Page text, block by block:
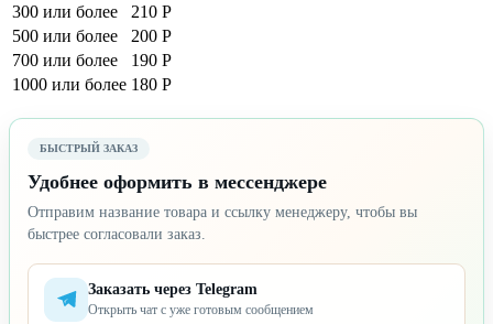
300 или более
210 Р
500 или более
200 Р
700 или более
190 Р
1000 или более 180 Р
БЫСТРЫЙ ЗАКАЗ
Удобнее оформить в мессенджере
Отправим название товара и ссылку менеджеру, чтобы вы
быстрее согласовали заказ.
Заказать через Telegram
Открыть чат с уже готовым сообщением